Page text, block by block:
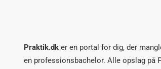
Praktik.dk er en portal for dig, der
en professionsbachelor. Alle opslag på